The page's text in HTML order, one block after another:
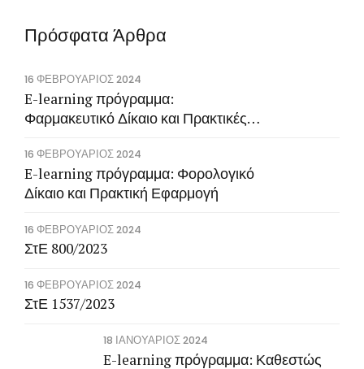
Πρόσφατα Άρθρα
16 ΦΕΒΡΟΥΆΡΙΟΣ 2024
E-learning πρόγραμμα:
Φαρμακευτικό Δίκαιο και Πρακτικές
16 ΦΕΒΡΟΥΆΡΙΟΣ 2024
E-learning πρόγραμμα: Φορολογικό
Δίκαιο και Πρακτική Εφαρμογή
16 ΦΕΒΡΟΥΆΡΙΟΣ 2024
ΣτΕ 800/2023
16 ΦΕΒΡΟΥΆΡΙΟΣ 2024
ΣτΕ 1537/2023
18 ΙΑΝΟΥΆΡΙΟΣ 2024
E-learning πρόγραμμα: Καθεστώς